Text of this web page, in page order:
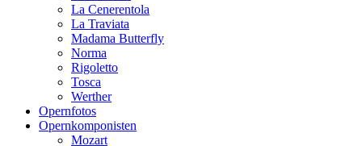
La Cenerentola
La Traviata
Madama Butterfly
Norma
Rigoletto
Tosca
Werther
Opernfotos
Opernkomponisten
Mozart